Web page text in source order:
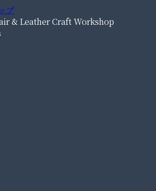
プ
& Leather Craft Workshop